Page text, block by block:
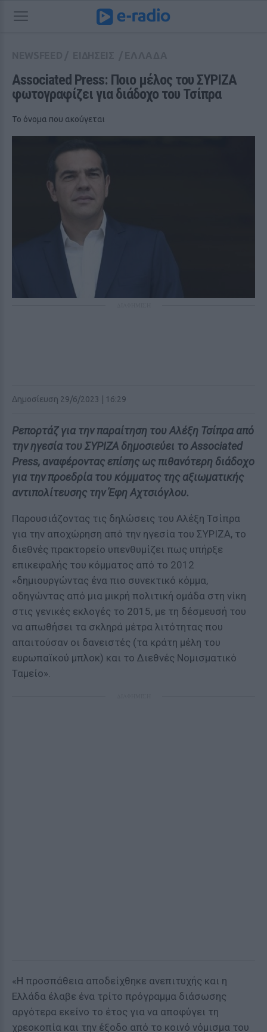
Associated Press: Ποιο μέλος του ΣΥΡΙΖΑ
φωτογραφίζει για διάδοχο του Τσίπρα
Το όνομα που ακούγεται
Δημοσίευση 29/6/2023 | 16:29
Ρεπορτάζ για την παραίτηση του Αλέξη Τσίπρα από
την ηγεσία του ΣΥΡΙΖΑ δημοσιεύει το Associated
Press, αναφέροντας επίσης ως πιθανότερη διάδοχο
για την προεδρία του κόμματος της αξιωματικής
αντιπολίτευσης την Έφη Αχτσιόγλου.
Παρουσιάζοντας τις δηλώσεις του Αλέξη Τσίπρα
για την αποχώρηση από την ηγεσία του ΣΥΡΙΖΑ, το
διεθνές πρακτορείο υπενθυμίζει πως υπήρξε
επικεφαλής του κόμματος από το 2012
«δημιουργώντας ένα πιο συνεκτικό κόμμα,
οδηγώντας από μια μικρή πολιτική ομάδα στη νίκη
στις γενικές εκλογές το 2015, με τη δέσμευσή του
να απωθήσει τα σκληρά μέτρα λιτότητας που
απαιτούσαν οι δανειστές (τα κράτη μέλη του
ευρωπαϊκού μπλοκ) και το Διεθνές Νομισματικό
Ταμείο».
«Η προσπάθεια αποδείχθηκε ανεπιτυχής και η
Ελλάδα έλαβε ένα τρίτο πρόγραμμα διάσωσης
αργότερα εκείνο το έτος για να αποφύγει τη
χρεοκοπία και την έξοδο από το κοινό νόμισμα του